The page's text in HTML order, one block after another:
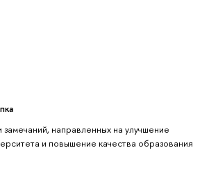
направленных на улучшение
и повышение качества образования